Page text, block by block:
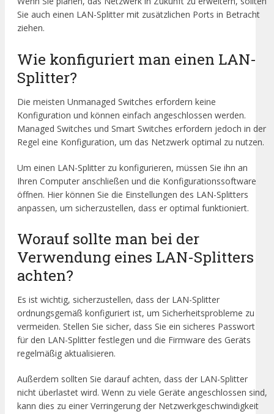
Sie auch einen LAN-Splitter mit zusätzlichen Ports in Betracht
ziehen.
Wie konfiguriert man einen LAN-
Splitter?
Die meisten Unmanaged Switches erfordern keine
Konfiguration und können einfach angeschlossen werden.
Managed Switches und Smart Switches erfordern jedoch in der
Regel eine Konfiguration, um das Netzwerk optimal zu nutzen.
Um einen LAN-Splitter zu konfigurieren, müssen Sie ihn an
Ihren Computer anschließen und die Konfigurationssoftware
öffnen. Hier können Sie die Einstellungen des LAN-Splitters
anpassen, um sicherzustellen, dass er optimal funktioniert.
Worauf sollte man bei der
Verwendung eines LAN-Splitters
achten?
Es ist wichtig, sicherzustellen, dass der LAN-Splitter
ordnungsgemäß konfiguriert ist, um Sicherheitsprobleme zu
vermeiden. Stellen Sie sicher, dass Sie ein sicheres Passwort
für den LAN-Splitter festlegen und die Firmware des Geräts
regelmäßig aktualisieren.
Außerdem sollten Sie darauf achten, dass der LAN-Splitter
nicht überlastet wird. Wenn zu viele Geräte angeschlossen sind,
kann dies zu einer Verringerung der Netzwerkgeschwindigkeit